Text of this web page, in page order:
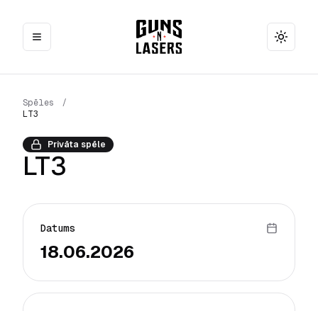
Toggle
Spēles
/
LT3
Privāta spēle
LT3
Datums
18.06.2026